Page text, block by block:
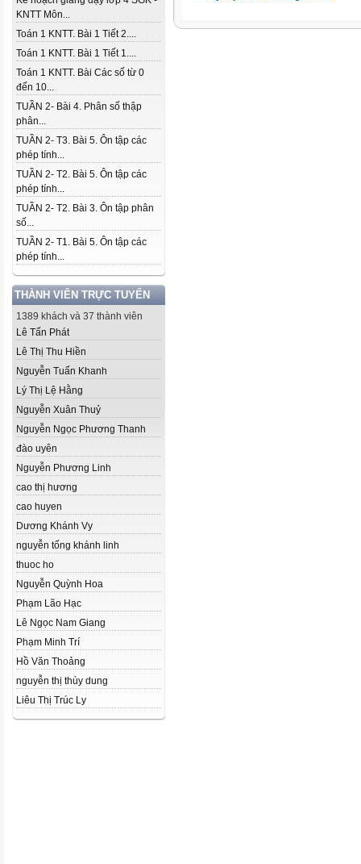
KNTT Môn...
Toán 1 KNTT. Bài 1 Tiết 2....
Toán 1 KNTT. Bài 1 Tiết 1....
Toán 1 KNTT. Bài Các số từ 0
đến 10...
TUẦN 2- Bài 4. Phân số thập
phân...
TUẦN 2- T3. Bài 5. Ôn tập các
phép tính...
TUẦN 2- T2. Bài 5. Ôn tập các
phép tính...
TUẦN 2- T2. Bài 3. Ôn tập phân
số...
TUẦN 2- T1. Bài 5. Ôn tập các
phép tính...
THÀNH VIÊN TRỰC TUYẾN
1389 khách và 37 thành viên
Lê Tấn Phát
Lê Thị Thu Hiền
Nguyễn Tuấn Khanh
Lý Thị Lệ Hằng
Nguyễn Xuân Thuỷ
Nguyễn Ngọc Phương Thanh
đào uyên
Nguyễn Phương Linh
cao thị hương
cao huyen
Dương Khánh Vy
nguyễn tống khánh linh
thuoc ho
Nguyễn Quỳnh Hoa
Phạm Lão Hạc
Lê Ngọc Nam Giang
Phạm Minh Trí
Hồ Văn Thoảng
nguyễn thị thùy dung
Liêu Thị Trúc Ly